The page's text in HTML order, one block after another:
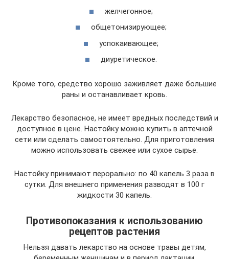
желчегонное;
общетонизирующее;
успокаивающее;
диуретическое.
Кроме того, средство хорошо заживляет даже большие
раны и останавливает кровь.
Лекарство безопасное, не имеет вредных последствий и
доступное в цене. Настойку можно купить в аптечной
сети или сделать самостоятельно. Для приготовления
можно использовать свежее или сухое сырье.
Настойку принимают перорально: по 40 капель 3 раза в
сутки. Для внешнего применения разводят в 100 г
жидкости 30 капель.
Противопоказания к использованию
рецептов растения
Нельзя давать лекарство на основе травы детям,